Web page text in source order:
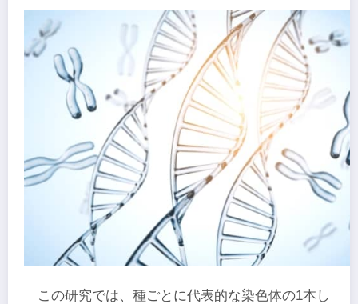
この研究では、種ごとに代表的な染色体の1本し